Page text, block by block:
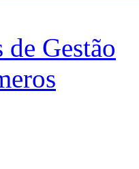
Gestão